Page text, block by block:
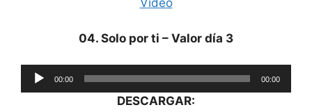
Video
04. Solo por ti – Valor día 3
Reproductor
de
00:00 00:00
DESCARGAR: